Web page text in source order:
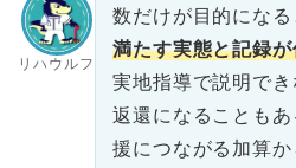
リハウルフ
数だけが目的にな
満たす実態と記録
実地指導で説明で
返還になることも
援につながる加算